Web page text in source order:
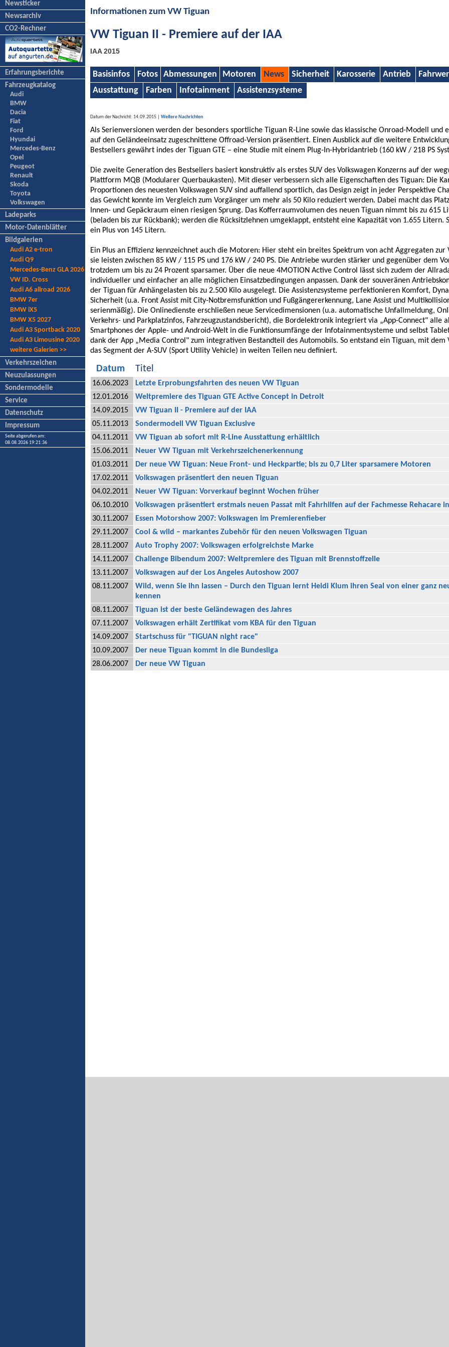
Newsticker
Newsarchiv
CO2-Rechner
Erfahrungsberichte
Fahrzeugkatalog
Audi
BMW
Dacia
Fiat
Ford
Hyundai
Mercedes-Benz
Opel
Peugeot
Renault
Skoda
Toyota
Volkswagen
Ladeparks
Motor-Datenblätter
Bildgalerien
Audi A2 e-tron
Audi Q9
Mercedes-Benz GLA 2026
VW ID. Cross
Audi A6 allroad 2026
BMW 7er
BMW iX5
BMW X5 2027
Audi A3 Sportback 2020
Audi A3 Limousine 2020
weitere Galerien >>
Verkehrszeichen
Neuzulassungen
Sondermodelle
Service
Datenschutz
Impressum
Seite abgerufen am:
08.08.2026 19:21:36
Informationen zum VW Tiguan
VW Tiguan II - Premiere auf der IAA
IAA 2015
Basisinfos Fotos Abmessungen Motoren News Sicherheit Karosserie Antrieb
Ausstattung
Farben Infotainment Assistenzsysteme
Datum der Nachricht: 14.09.2015 | Weitere Nachrichten
Als Serienversionen werden der besonders sportliche Tiguan R-Line sowie das klassische Onroad-Modell und
auf den Geländeeinsatz zugeschnittene Offroad-Version präsentiert. Einen Ausblick auf die weitere
Bestsellers gewährt indes der Tiguan GTE – eine Studie mit einem Plug-In-Hybridantrieb (160 kW / 218 PS
Die zweite Generation des Bestsellers basiert konstruktiv als erstes SUV des Volkswagen Konzerns auf der
Plattform MQB (Modularer Querbaukasten). Mit dieser verbessern sich alle Eigenschaften des Tiguan: Die
Proportionen des neuesten Volkswagen SUV sind auffallend sportlich, das Design zeigt in jeder Perspektive
das Gewicht konnte im Vergleich zum Vorgänger um mehr als 50 Kilo reduziert werden. Dabei macht das
Innen- und Gepäckraum einen riesigen Sprung. Das Kofferraumvolumen des neuen Tiguan nimmt bis zu 615
(beladen bis zur Rückbank); werden die Rücksitzlehnen umgeklappt, entsteht eine Kapazität von 1.655 Litern.
ein Plus von 145 Litern.
Ein Plus an Effizienz kennzeichnet auch die Motoren: Hier steht ein breites Spektrum von acht Aggregaten zur
sie leisten zwischen 85 kW / 115 PS und 176 kW / 240 PS. Die Antriebe wurden stärker und gegenüber dem
trotzdem um bis zu 24 Prozent sparsamer. Über die neue 4MOTION Active Control lässt sich zudem der
individueller und einfacher an alle möglichen Einsatzbedingungen anpassen. Dank der souveränen
der Tiguan für Anhängelasten bis zu 2.500 Kilo ausgelegt. Die Assistenzsysteme perfektionieren Komfort,
Sicherheit (u.a. Front Assist mit City-Notbremsfunktion und Fußgängererkennung, Lane Assist und
serienmäßig). Die Onlinedienste erschließen neue Servicedimensionen (u.a. automatische Unfallmeldung,
Verkehrs- und Parkplatzinfos, Fahrzeugzustandsbericht), die Bordelektronik integriert via „App-Connect" alle
Smartphones der Apple- und Android-Welt in die Funktionsumfänge der Infotainmentsysteme und selbst
dank der App „Media Control" zum integrativen Bestandteil des Automobils. So entstand ein Tiguan, mit dem
das Segment der A-SUV (Sport Utility Vehicle) in weiten Teilen neu definiert.
Datum Titel
16.06.2023
Letzte Erprobungsfahrten des neuen VW Tiguan
12.01.2016
Weltpremiere des Tiguan GTE Active Concept in Detroit
14.09.2015
VW Tiguan II - Premiere auf der IAA
05.11.2013
Sondermodell VW Tiguan Exclusive
04.11.2011
VW Tiguan ab sofort mit R-Line Ausstattung erhältlich
15.06.2011
Neuer VW Tiguan mit Verkehrszeichenerkennung
01.03.2011
Der neue VW Tiguan: Neue Front- und Heckpartie; bis zu 0,7 Liter sparsamere Motoren
17.02.2011
Volkswagen präsentiert den neuen Tiguan
04.02.2011
Neuer VW Tiguan: Vorverkauf beginnt Wochen früher
06.10.2010
Volkswagen präsentiert erstmals neuen Passat mit Fahrhilfen auf der Fachmesse Rehacare
30.11.2007
Essen Motorshow 2007: Volkswagen im Premierenfieber
29.11.2007
Cool & wild – markantes Zubehör für den neuen Volkswagen Tiguan
28.11.2007
Auto Trophy 2007: Volkswagen erfolgreichste Marke
14.11.2007
Challenge Bibendum 2007: Weltpremiere des Tiguan mit Brennstoffzelle
13.11.2007
Volkswagen auf der Los Angeles Autoshow 2007
08.11.2007
Wild, wenn Sie ihn lassen – Durch den Tiguan lernt Heidi Klum ihren Seal von einer ganz
kennen
08.11.2007
Tiguan ist der beste Geländewagen des Jahres
07.11.2007
Volkswagen erhält Zertifikat vom KBA für den Tiguan
14.09.2007
Startschuss für "TIGUAN night race"
10.09.2007
Der neue Tiguan kommt in die Bundesliga
28.06.2007
Der neue VW Tiguan